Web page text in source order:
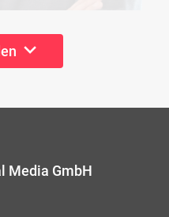
Media GmbH